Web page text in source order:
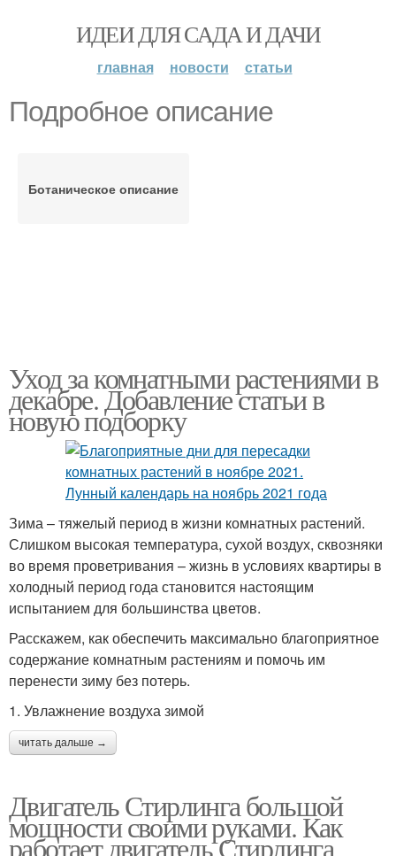
ИДЕИ ДЛЯ САДА И ДАЧИ
главная новости статьи
Подробное описание
Ботаническое описание
Уход за комнатными растениями в
декабре. Добавление статьи в
новую подборку
Зима – тяжелый период в жизни комнатных растений.
Слишком высокая температура, сухой воздух, сквозняки
во время проветривания – жизнь в условиях квартиры в
холодный период года становится настоящим
испытанием для большинства цветов.
Расскажем, как обеспечить максимально благоприятное
содержание комнатным растениям и помочь им
перенести зиму без потерь.
1. Увлажнение воздуха зимой
читать дальше →
Двигатель Стирлинга большой
мощности своими руками. Как
работает двигатель Стирлинга